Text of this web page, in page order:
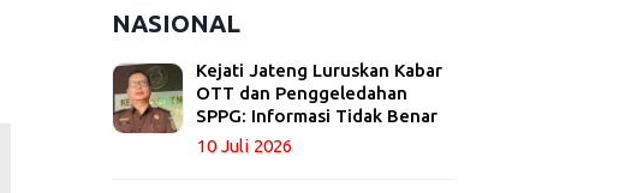
NASIONAL
Kejati Jateng Luruskan Kabar
OTT dan Penggeledahan
SPPG: Informasi Tidak Benar
10 Juli 2026